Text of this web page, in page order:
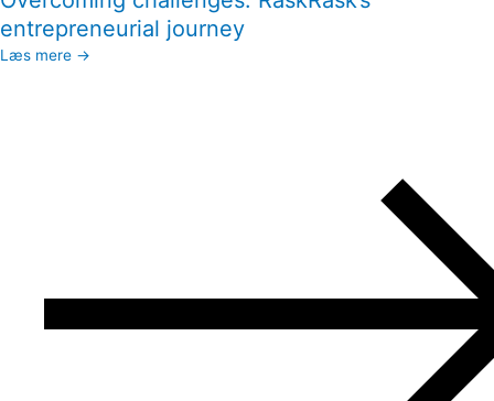
entrepreneurial journey
Læs mere →